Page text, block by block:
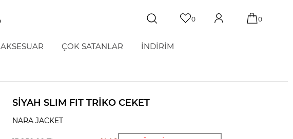
0 0
AKSESUAR ÇOK SATANLAR İNDİRİM
SIYAH SLIM FIT TRIKO CEKET
NARA JACKET